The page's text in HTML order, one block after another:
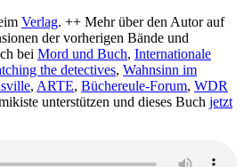
Verlag. ++ Mehr über den Autor auf
der vorherigen Bände und
bei Mord und Buch, Internationale
the detectives, Wahnsinn im
, ARTE, Büchereule-Forum, WDR
unterstützen und dieses Buch jetzt